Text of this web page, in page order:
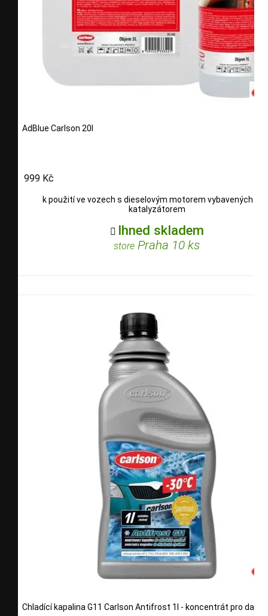
AdBlue Carlson 20l
999 Kč
k použití ve vozech s dieselovým motorem vybavených
katalyzátorem
 Ihned skladem
store Praha 10 ks
Chladící kapalina G11 Carlson Antifrost 1l - koncentrát pro další